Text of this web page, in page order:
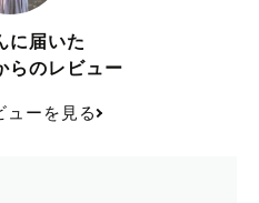
に届いた
らのレビュー
ューを見る